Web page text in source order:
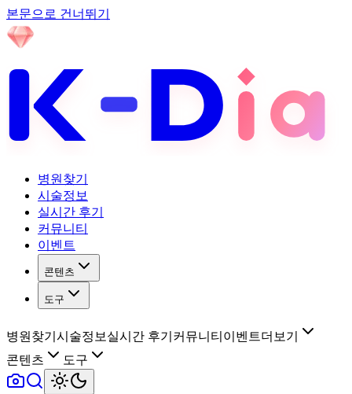
본문으로 건너뛰기
병원찾기
시술정보
실시간 후기
커뮤니티
이벤트
콘텐츠
도구
병원찾기 시술정보 실시간 후기 커뮤니티 이벤트더보기
콘텐츠
도구